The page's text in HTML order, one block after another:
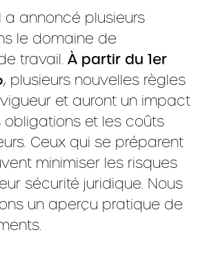
a annoncé plusieurs
le domaine de
travail.À partir du 1er
, plusieurs nouvelles règles
et auront un impact
obligations et les coûts
Ceux qui se préparent
minimiser les risques
sécurité juridique. Nous
un aperçu pratique de